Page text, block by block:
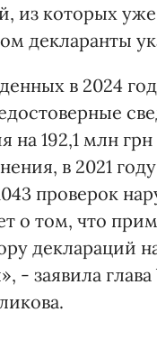
из которых
декларанты
в 2024
на 192,1 млн
в 2021
проверок
о том, что
деклараций
- заявила